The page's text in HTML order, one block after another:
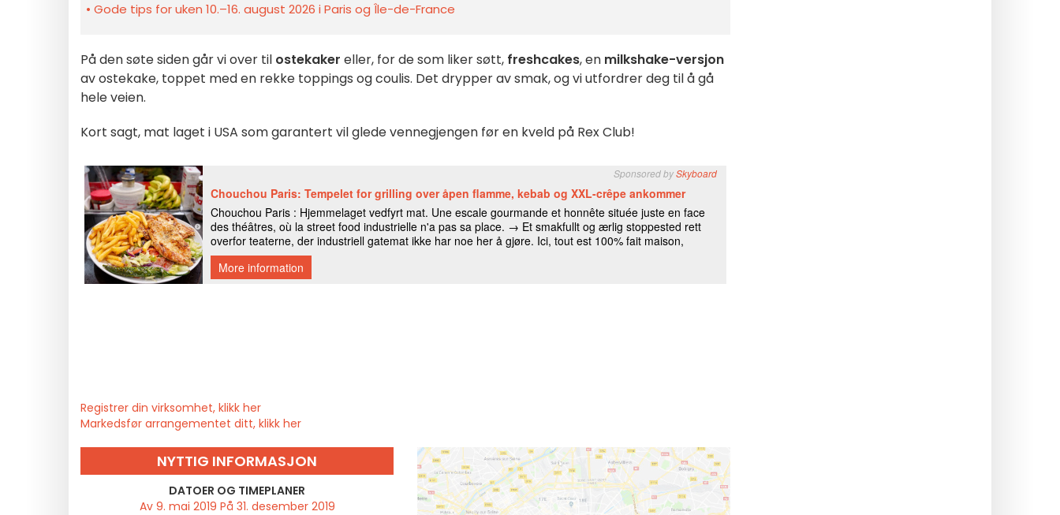
Gode tips for uken 10.–16. august 2026 i Paris og Île-de-France
På den søte siden går vi over til ostekaker eller, for de som liker søtt, freshcakes, en milkshake-versjon
av ostekake, toppet med en rekke toppings og coulis. Det drypper av smak, og vi utfordrer deg til å gå
hele veien.
Kort sagt, mat laget i USA som garantert vil glede vennegjengen før en kveld på Rex Club!
Registrer din virksomhet, klikk her
Markedsfør arrangementet ditt, klikk her
NYTTIG INFORMASJON
DATOER OG TIMEPLANER
Av 9. mai 2019 På 31. desember 2019